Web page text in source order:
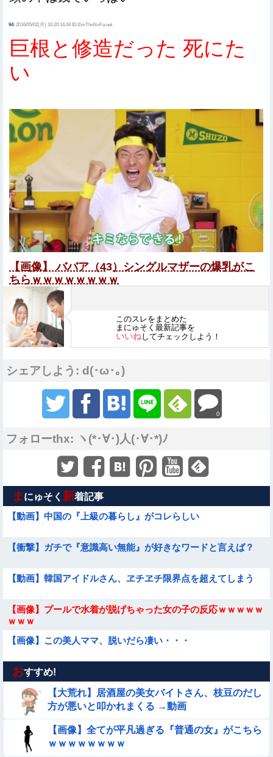
94: 2016/05/02(月) 10:20:14.04 ID:EmThnNxFa.net
巨根と修造だった 死にた
い
【画像】 ババア（43）シングルマザーの爆乳がこ
ちらｗｗｗｗｗｗｗｗ
このスレをまとめた
まにゅそく最新記事を
いいねしてチェックしよう！
シェアしよう: d(･ω･｡)
0
フォローthx: ヽ(*･∀･)人(･∀･*)ﾉ
ま にゅそく 新着記事
【動画】中国の『上級の暮らし』がコレらしい
【衝撃】ガチで『意識高い無能』が好きなワードと言えば？
【動画】韓国アイドルさん、ヱチヱチ限界点を超えてしまう
【画像】プールで水着が脱げちゃった女の子の反応ｗｗｗｗｗ
ｗｗｗ
【画像】この美人ママ、脱いだら凄い・・・
【動画】女子中学生の『チン媚びダンス』が気持ち悪い🤮
【画像】昔の日本人の水着、ゑっちｗｗｗｗｗｗｗ
【問題】全員受かると話題の『自衛隊』の採用試験がこちら
【→】
おすすめ!
【大荒れ】居酒屋の美女バイトさん、枝豆のだし
方が悪いと叩かれまくる →動画
【画像】全てが平凡過ぎる『普通の女』がこちら
ｗｗｗｗｗｗｗｗ